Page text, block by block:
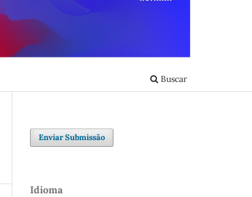
Buscar
Enviar Submissão
Idioma